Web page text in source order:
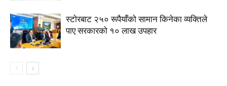
स्टाेरबाट २५० रूपैयाँको सामान किनेका व्यक्तिले
पाए सरकारको १० लाख उपहार